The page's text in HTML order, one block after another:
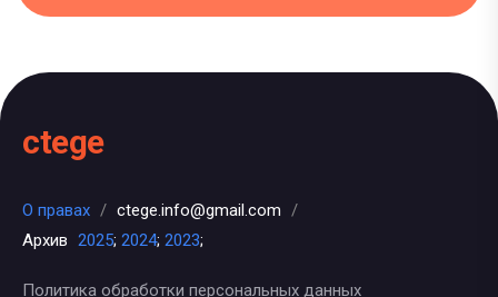
ctege
О правах / ctege.info@gmail.com /
Архив 2025; 2024; 2023;
Политика обработки персональных данных